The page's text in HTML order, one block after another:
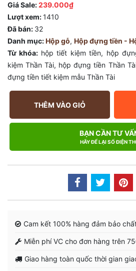
Giá Sale:239.000₫
Lượt xem:1410
Đã bán: 32
Danh mục:Hộp gỗ, Hộp đựng tiền -
Từ khóa: hộp tiết kiệm tiền, hộp
kiệm Thần Tài, hộp đựng tiền Thần
đựng tiền tiết kiệm mẫu Thần Tài
THÊM VÀO GIỎ
BẠN CẦN TƯ
HÃY ĐỂ LẠI SỐ ĐIỆN
Cam kết 100% hàng đảm bảo
Miễn phí VC cho đơn hàng trên
Giao hàng toàn quốc thời gian